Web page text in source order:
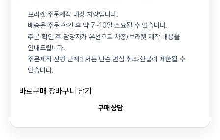
브라켓 주문제작 대상 차량입니다.
배송은 주문 확인 후 약 7~10일 소요될 수 있습니다.
주문 확인 후 담당자가 유선으로 차종/브라켓 제작 내용을
안내드립니다.
주문제작 진행 단계에서는 단순 변심 취소·환불이 제한될 수
있습니다.
바로구매 장바구니 담기
구매 상담